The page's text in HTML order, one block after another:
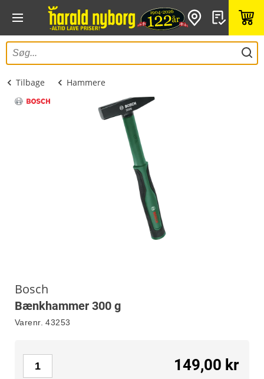
Tilbage Hammere
Bosch
Bænkhammer 300 g
Varenr. 43253
149,00 kr